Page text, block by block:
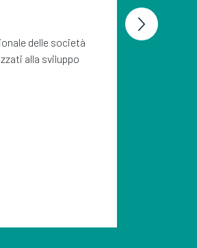
delle società
alla sviluppo